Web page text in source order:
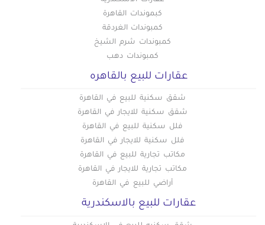
كبموندات القاهرة
كمبوندات الغردقة
كمبوندات شرم الشيخ
كمبوندات دهب
عقارات للبيع بالقاهره
شقق سكنية للبيع في القاهرة
شقق سكنية للايجار في القاهرة
فلل سكنية للبيع في القاهرة
فلل سكنية للايجار في القاهرة
مكاتب تجارية للبيع في القاهرة
مكاتب تجارية للايجار في القاهرة
أراضي للبيع في القاهرة
عقارات للبيع بالاسكندرية